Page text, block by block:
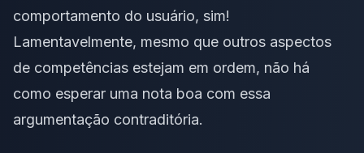
comportamento do usuário, sim!
Lamentavelmente, mesmo que outros aspectos
de competências estejam em ordem, não há
como esperar uma nota boa com essa
argumentação contraditória.